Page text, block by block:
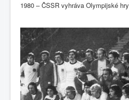
1980 – ČSSR vyhráva Olympijské hry